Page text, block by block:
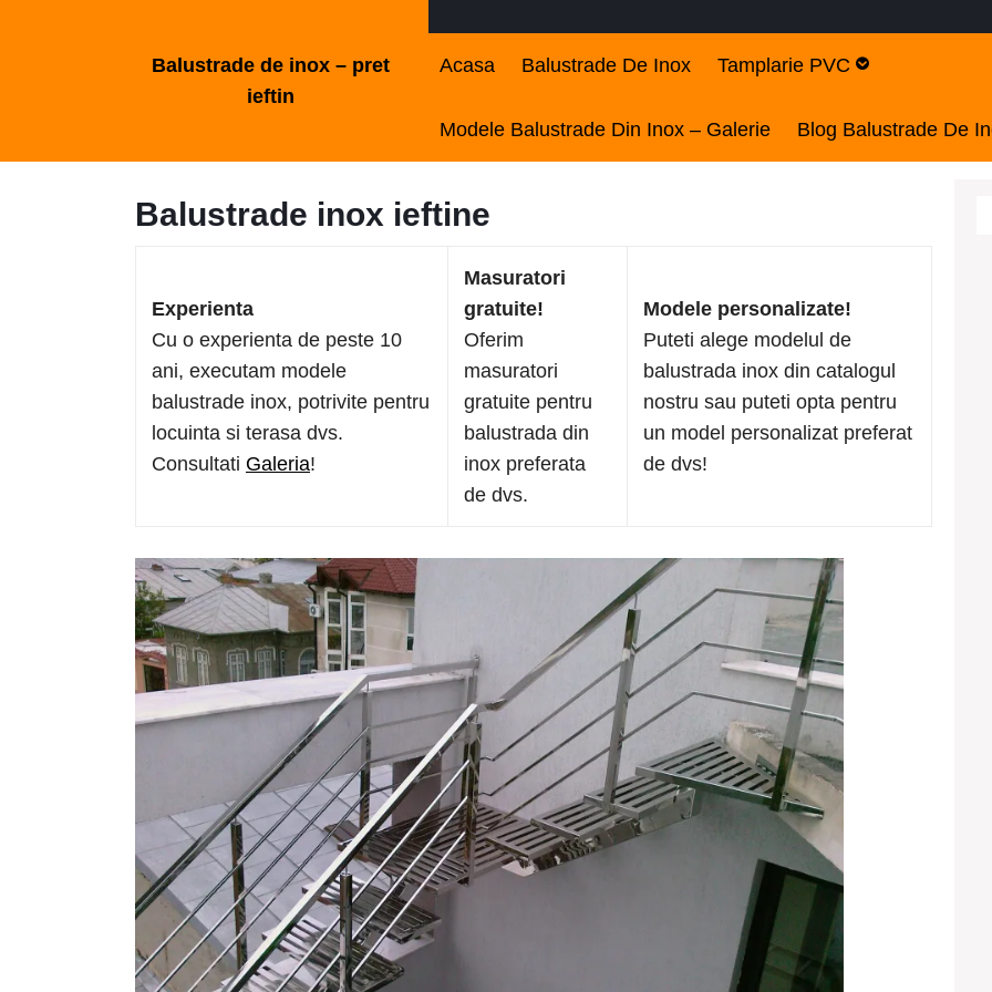
Balustrade de inox – pret
ieftin
Acasa Balustrade De Inox Tamplarie PVC
Modele Balustrade Din Inox – Galerie Blog Balustrade De
Balustrade inox ieftine
Experienta
Cu o experienta de peste 10
ani, executam modele
balustrade inox, potrivite pentru
locuinta si terasa dvs.
Consultati Galeria!
Masuratori
gratuite!
Oferim
masuratori
gratuite pentru
balustrada din
inox preferata
de dvs.
Modele personalizate!
Puteti alege modelul de
balustrada inox din catalogul
nostru sau puteti opta pentru
un model personalizat preferat
de dvs!